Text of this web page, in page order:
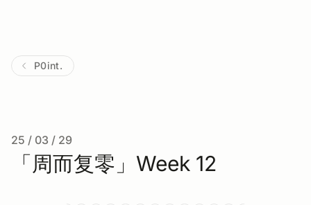
P0int.
25 / 03 / 29
「周而复零」Week 12